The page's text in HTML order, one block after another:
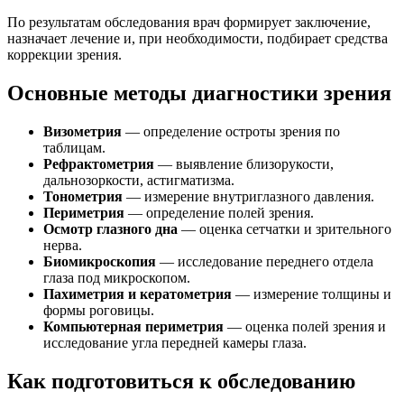
По результатам обследования врач формирует заключение,
назначает лечение и, при необходимости, подбирает средства
коррекции зрения.
Основные методы диагностики зрения
Визометрия — определение остроты зрения по
таблицам.
Рефрактометрия — выявление близорукости,
дальнозоркости, астигматизма.
Тонометрия — измерение внутриглазного давления.
Периметрия — определение полей зрения.
Осмотр глазного дна — оценка сетчатки и зрительного
нерва.
Биомикроскопия — исследование переднего отдела
глаза под микроскопом.
Пахиметрия и кератометрия — измерение толщины и
формы роговицы.
Компьютерная периметрия — оценка полей зрения и
исследование угла передней камеры глаза.
Как подготовиться к обследованию